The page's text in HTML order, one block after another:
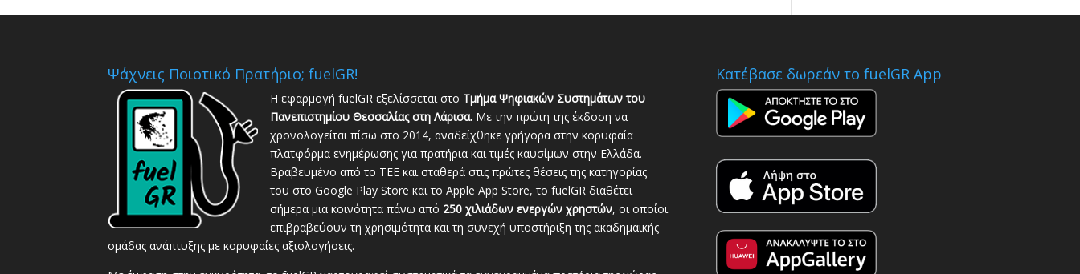
Ψάχνεις Ποιοτικό Πρατήριο; fuelGR!
Η εφαρμογή fuelGR εξελίσσεται στο Τμήμα Ψηφιακών Συστημάτων του
Πανεπιστημίου Θεσσαλίας στη Λάρισα. Με την πρώτη της έκδοση να
χρονολογείται πίσω στο 2014, αναδείχθηκε γρήγορα στην κορυφαία
πλατφόρμα ενημέρωσης για πρατήρια και τιμές καυσίμων στην Ελλάδα.
Βραβευμένο από το ΤΕΕ και σταθερά στις πρώτες θέσεις της κατηγορίας
του στο Google Play Store και το Apple App Store, το fuelGR διαθέτει
σήμερα μια κοινότητα πάνω από 250 χιλιάδων ενεργών χρηστών, οι οποίοι
επιβραβεύουν τη χρησιμότητα και τη συνεχή υποστήριξη της ακαδημαϊκής
ομάδας ανάπτυξης με κορυφαίες αξιολογήσεις.
Κατέβασε δωρεάν το fuelGR App